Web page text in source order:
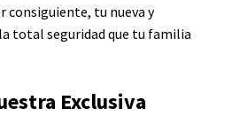
consiguiente, tu nueva y
total seguridad que tu familia
Exclusiva